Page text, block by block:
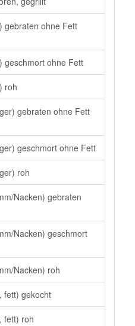
gebraten ohne Fett
geschmort ohne Fett
roh
gebraten ohne Fett
geschmort ohne Fett
roh
Nacken) gebraten
Nacken) geschmort
Nacken) roh
fett) gekocht
fett) roh